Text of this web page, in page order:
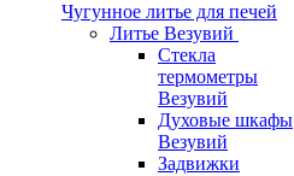
Чугунное литье для печей
Литье Везувий
Стекла
термометры
Везувий
Духовые шкафы
Везувий
Задвижки